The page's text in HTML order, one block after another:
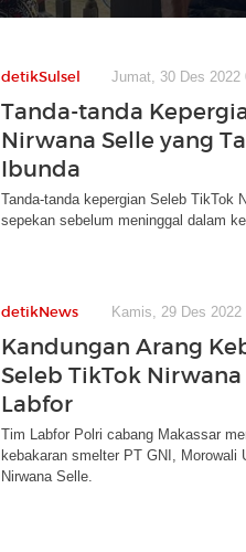
detikSulsel Jumat, 30 Des 2022
Tanda-tanda
Nirwana Selle yang
Ibunda
Tanda-tanda kepergian Seleb TikTok
sepekan sebelum meninggal dalam
detikNews Kamis, 29 Des 2022
Kandungan Arang
Seleb TikTok
Labfor
Tim Labfor Polri cabang Makassar
kebakaran smelter PT GNI, Morowali
Nirwana Selle.